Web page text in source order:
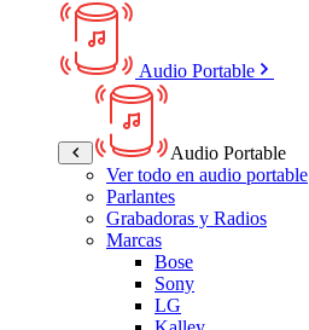
Audio Portable
Audio Portable
Ver todo en audio portable
Parlantes
Grabadoras y Radios
Marcas
Bose
Sony
LG